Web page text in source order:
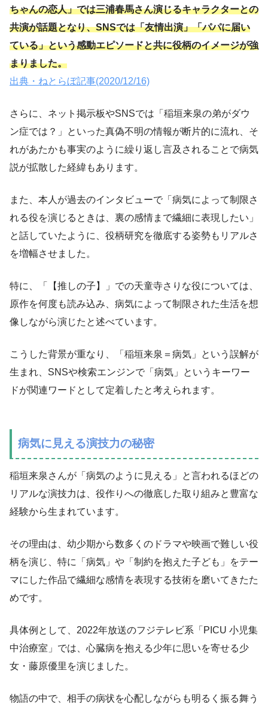
ちゃんの恋人」では三浦春馬さん演じるキャラクターとの
共演が話題となり、SNSでは「友情出演」「パパに届い
ている」という感動エピソードと共に役柄のイメージが強
まりました。
出典・ねとらぼ記事(2020/12/16)
さらに、ネット掲示板やSNSでは「稲垣来泉の弟がダウ
ン症では？」といった真偽不明の情報が断片的に流れ、そ
れがあたかも事実のように繰り返し言及されることで病気
説が拡散した経緯もあります。
また、本人が過去のインタビューで「病気によって制限さ
れる役を演じるときは、裏の感情まで繊細に表現したい」
と話していたように、役柄研究を徹底する姿勢もリアルさ
を増幅させました。
特に、「【推しの子】」での天童寺さりな役については、
原作を何度も読み込み、病気によって制限された生活を想
像しながら演じたと述べています。
こうした背景が重なり、「稲垣来泉＝病気」という誤解が
生まれ、SNSや検索エンジンで「病気」というキーワー
ドが関連ワードとして定着したと考えられます。
病気に見える演技力の秘密
稲垣来泉さんが「病気のように見える」と言われるほどの
リアルな演技力は、役作りへの徹底した取り組みと豊富な
経験から生まれています。
その理由は、幼少期から数多くのドラマや映画で難しい役
柄を演じ、特に「病気」や「制約を抱えた子ども」をテー
マにした作品で繊細な感情を表現する技術を磨いてきたた
めです。
具体例として、2022年放送のフジテレビ系「PICU 小児集
中治療室」では、心臓病を抱える少年に思いを寄せる少
女・藤原優里を演じました。
物語の中で、相手の病状を心配しながらも明るく振る舞う